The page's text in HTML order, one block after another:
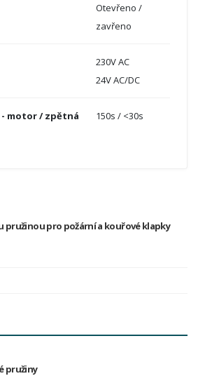
Otevřeno /
zavřeno
230V AC
24V AC/DC
motor / zpětná
150s / <30s
pružinou pro požární a kouřové klapky
pružiny